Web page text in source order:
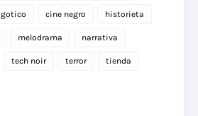
cine negro historieta
melodrama narrativa
tech noir terror tienda